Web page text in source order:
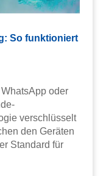
So funktioniert
oder
verschlüsselt
den Geräten
Standard für